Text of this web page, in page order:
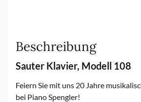
Beschreibung
Sauter Klavier, Modell 108
Feiern Sie mit uns 20 Jahre
bei Piano Spengler!